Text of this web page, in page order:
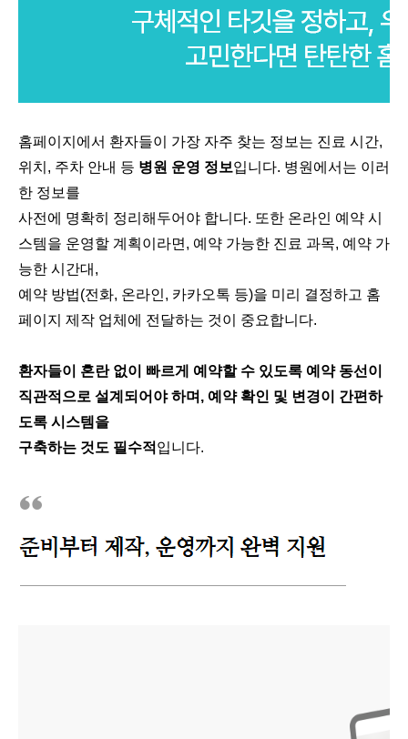
홈페이지에서 환자들이 가장 자주 찾는 정보는 진료 시간,
위치, 주차 안내 등 병원 운영 정보입니다. 병원에서는 이러
한 정보를
사전에 명확히 정리해두어야 합니다. 또한 온라인 예약 시
스템을 운영할 계획이라면, 예약 가능한 진료 과목, 예약 가
능한 시간대,
예약 방법(전화, 온라인, 카카오톡 등)을 미리 결정하고 홈
페이지 제작 업체에 전달하는 것이 중요합니다.
환자들이 혼란 없이 빠르게 예약할 수 있도록 예약 동선이
직관적으로 설계되어야 하며, 예약 확인 및 변경이 간편하
도록 시스템을
구축하는 것도 필수적 입니다.